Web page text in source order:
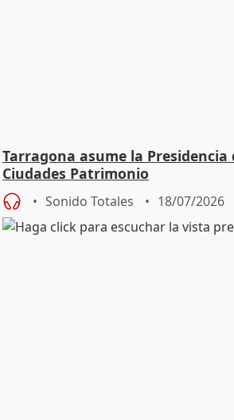
Tarragona asume la Presidencia
Ciudades Patrimonio
Sonido Totales 18/07/2026